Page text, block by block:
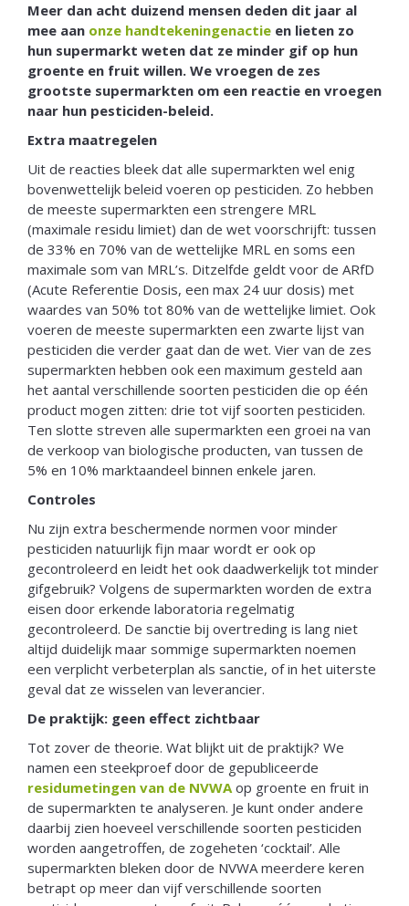
Meer dan acht duizend mensen deden dit jaar al
mee aan onze handtekeningenactie en lieten zo
hun supermarkt weten dat ze minder gif op hun
groente en fruit willen. We vroegen de zes
grootste supermarkten om een reactie en vroegen
naar hun pesticiden-beleid.
Extra maatregelen
Uit de reacties bleek dat alle supermarkten wel enig
bovenwettelijk beleid voeren op pesticiden. Zo hebben
de meeste supermarkten een strengere MRL
(maximale residu limiet) dan de wet voorschrijft: tussen
de 33% en 70% van de wettelijke MRL en soms een
maximale som van MRL’s. Ditzelfde geldt voor de ARfD
(Acute Referentie Dosis, een max 24 uur dosis) met
waardes van 50% tot 80% van de wettelijke limiet. Ook
voeren de meeste supermarkten een zwarte lijst van
pesticiden die verder gaat dan de wet. Vier van de zes
supermarkten hebben ook een maximum gesteld aan
het aantal verschillende soorten pesticiden die op één
product mogen zitten: drie tot vijf soorten pesticiden.
Ten slotte streven alle supermarkten een groei na van
de verkoop van biologische producten, van tussen de
5% en 10% marktaandeel binnen enkele jaren.
Controles
Nu zijn extra beschermende normen voor minder
pesticiden natuurlijk fijn maar wordt er ook op
gecontroleerd en leidt het ook daadwerkelijk tot minder
gifgebruik? Volgens de supermarkten worden de extra
eisen door erkende laboratoria regelmatig
gecontroleerd. De sanctie bij overtreding is lang niet
altijd duidelijk maar sommige supermarkten noemen
een verplicht verbeterplan als sanctie, of in het uiterste
geval dat ze wisselen van leverancier.
De praktijk: geen effect zichtbaar
Tot zover de theorie. Wat blijkt uit de praktijk? We
namen een steekproef door de gepubliceerde
residumetingen van de NVWAop groente en fruit in
de supermarkten te analyseren. Je kunt onder andere
daarbij zien hoeveel verschillende soorten pesticiden
worden aangetroffen, de zogeheten ‘cocktail’. Alle
supermarkten bleken door de NVWA meerdere keren
betrapt op meer dan vijf verschillende soorten